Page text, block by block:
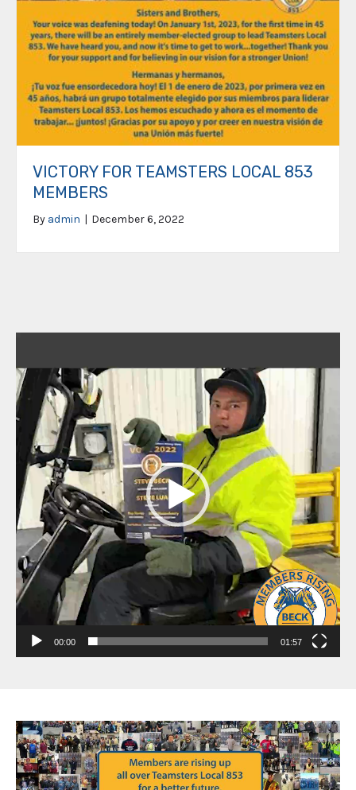
VICTORY FOR TEAMSTERS LOCAL 853
MEMBERS
By admin | December 6, 2022
Player
00:00 01:57